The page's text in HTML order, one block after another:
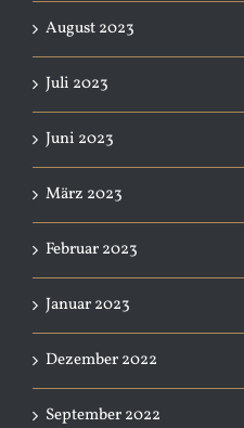
August 2023
Juli 2023
Juni 2023
März 2023
Februar 2023
Januar 2023
Dezember 2022
September 2022